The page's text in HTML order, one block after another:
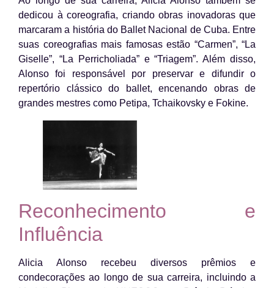
dedicou à coreografia, criando obras inovadoras que
marcaram a história do Ballet Nacional de Cuba. Entre
suas coreografias mais famosas estão “Carmen”, “La
Giselle”, “La Perricholiada” e “Triagem”. Além disso,
Alonso foi responsável por preservar e difundir o
repertório clássico do ballet, encenando obras de
grandes mestres como Petipa, Tchaikovsky e Fokine.
Reconhecimento e
Influência
Alicia Alonso recebeu diversos prêmios e
condecorações ao longo de sua carreira, incluindo a